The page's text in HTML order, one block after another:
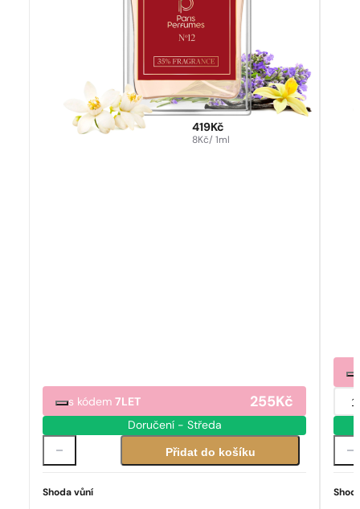
419 Kč
8Kč/ 1ml
s kódem7LET 255Kč
Doručení - Středa
Přidat do košíku
Shoda vůní